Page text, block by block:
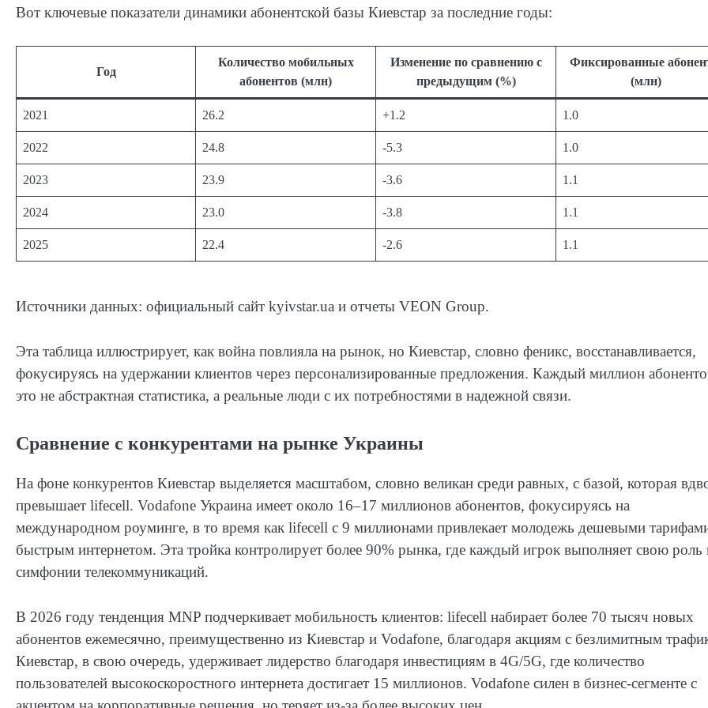
Вот ключевые показатели динамики абонентской базы Киевстар за последние годы:
Год
Количество мобильных
абонентов (млн)
Изменение по сравнению с
предыдущим (%)
Фиксированные
(млн)
2021 26.2 +1.2 1.0
2022 24.8 -5.3 1.0
2023 23.9 -3.6 1.1
2024 23.0 -3.8 1.1
2025 22.4 -2.6 1.1
Источники данных: официальный сайт kyivstar.ua и отчеты VEON Group.
Эта таблица иллюстрирует, как война повлияла на рынок, но Киевстар, словно феникс, восстанавливается,
фокусируясь на удержании клиентов через персонализированные предложения. Каждый миллион
это не абстрактная статистика, а реальные люди с их потребностями в надежной связи.
Сравнение с конкурентами на рынке Украины
На фоне конкурентов Киевстар выделяется масштабом, словно великан среди равных, с базой, которая
превышает lifecell. Vodafone Украина имеет около 16–17 миллионов абонентов, фокусируясь на
международном роуминге, в то время как lifecell с 9 миллионами привлекает молодежь дешевыми
быстрым интернетом. Эта тройка контролирует более 90% рынка, где каждый игрок выполняет свою роль
симфонии телекоммуникаций.
В 2026 году тенденция MNP подчеркивает мобильность клиентов: lifecell набирает более 70 тысяч новых
абонентов ежемесячно, преимущественно из Киевстар и Vodafone, благодаря акциям с безлимитным
Киевстар, в свою очередь, удерживает лидерство благодаря инвестициям в 4G/5G, где количество
пользователей высокоскоростного интернета достигает 15 миллионов. Vodafone силен в бизнес-сегменте с